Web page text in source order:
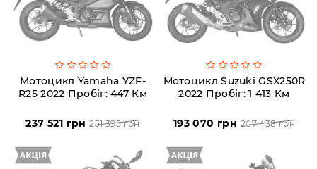
Мотоцикл Yamaha YZF-
R25 2022 Пробіг: 447 Км
237 521 грн 251 395 грн
Мотоцикл Suzuki GSX250R
2022 Пробіг: 1 413 Км
193 070 грн 207 438 грн